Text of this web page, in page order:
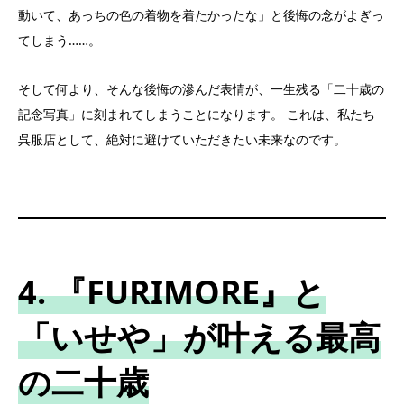
動いて、あっちの色の着物を着たかったな」と後悔の念がよぎっ
てしまう……。
そして何より、そんな後悔の滲んだ表情が、一生残る「二十歳の
記念写真」に刻まれてしまうことになります。 これは、私たち
呉服店として、絶対に避けていただきたい未来なのです。
4. 『FURIMORE』と
「いせや」が叶える最高
の二十歳